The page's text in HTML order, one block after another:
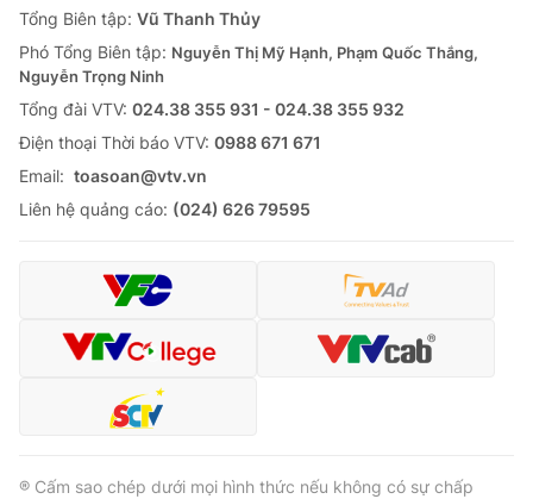
Tổng Biên tập: Vũ Thanh Thủy
Phó Tổng Biên tập: Nguyễn Thị Mỹ Hạnh, Phạm Quốc Thắng,
Nguyễn Trọng Ninh
Tổng đài VTV: 024.38 355 931 - 024.38 355 932
Ðiện thoại Thời báo VTV: 0988 671 671
Email: toasoan@vtv.vn
Liên hệ quảng cáo: (024) 626 79595
® Cấm sao chép dưới mọi hình thức nếu không có sự chấp